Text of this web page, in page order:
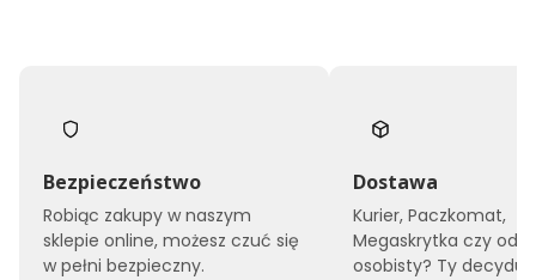
Bezpieczeństwo
Robiąc zakupy w naszym
sklepie online, możesz czuć się
w pełni bezpieczny.
Dostawa
Kurier, Paczkomat,
Megaskrytka czy
osobisty? Ty